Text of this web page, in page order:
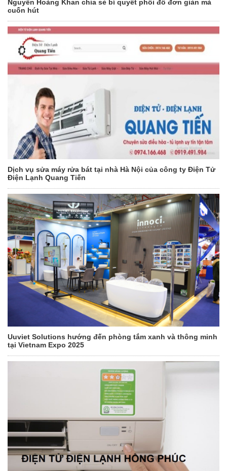
Nguyễn Hoàng Khan chia sẻ bí quyết phối đồ đơn giản mà
cuốn hút
Dịch vụ sửa máy rửa bát tại nhà Hà Nội của công ty Điện Tử
Điện Lạnh Quang Tiến
Uuviet Solutions hướng đến phòng tắm xanh và thông minh
tại Vietnam Expo 2025